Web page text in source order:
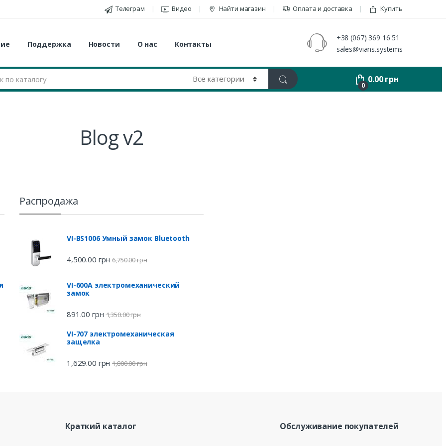
Телеграм Видео Найти магазин Оплата и доставка Купить
Поддержка Новости О нас Контакты
+38 (067) 369 16 51
sales@vians.systems
0
0.00грн
Blog v2
Распродажа
VI-BS1006 Умный замок Bluetooth
4,500.00 грн 6,750.00грн
VI-600A электромеханический
замок
891.00 грн 1,350.00грн
VI-707 электромеханическая
защелка
1,629.00 грн 1,800.00грн
Краткий каталог Обслуживание покупателей